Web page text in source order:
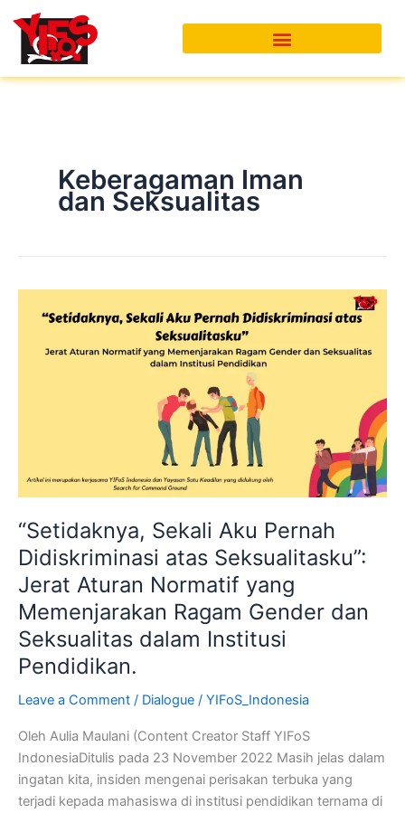
content
Keberagaman Iman
dan Seksualitas
“Setidaknya, Sekali Aku Pernah
Didiskriminasi atas Seksualitasku”:
Jerat Aturan Normatif yang
Memenjarakan Ragam Gender dan
Seksualitas dalam Institusi
Pendidikan.
Leave a Comment / Dialogue / YIFoS_Indonesia
Oleh Aulia Maulani (Content Creator Staff YIFoS
IndonesiaDitulis pada 23 November 2022 Masih jelas dalam
ingatan kita, insiden mengenai perisakan terbuka yang
terjadi kepada mahasiswa di institusi pendidikan ternama di
Sekali
Normatif
Memenjarakan
Ragam
Gender
dan
Seksualitas
dalam
Institusi